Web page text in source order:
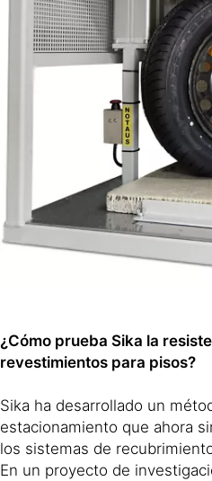
¿Cómo prueba Sika la
revestimientos para pisos?
Sika ha desarrollado un
estacionamiento que ahora
los sistemas de
En un proyecto de